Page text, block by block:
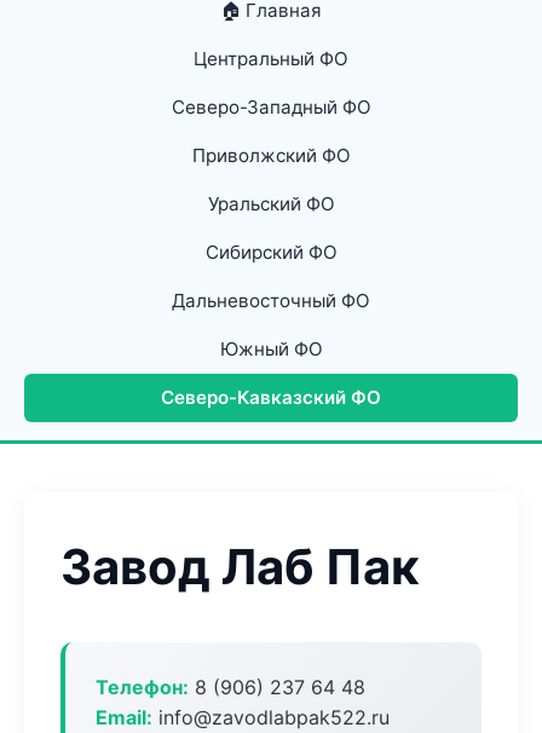
🏠 Главная
Центральный ФО
Северо-Западный ФО
Приволжский ФО
Уральский ФО
Сибирский ФО
Дальневосточный ФО
Южный ФО
Северо-Кавказский ФО
Завод Лаб Пак
Телефон: 8 (906) 237 64 48
Email: info@zavodlabpak522.ru